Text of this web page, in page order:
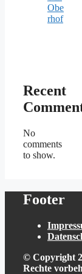
Obe
rhof
Recent
No
comments
to show.
Footer
© Copyright
Rechte